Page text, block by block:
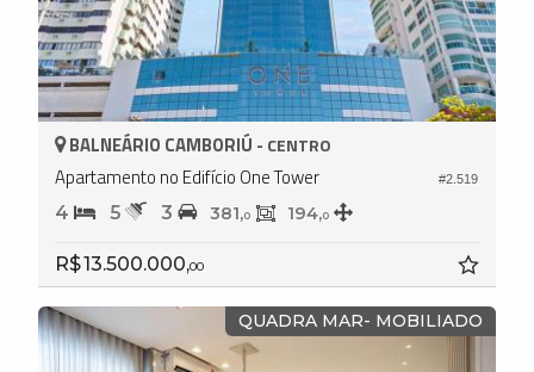
#2.519
BALNEÁRIO CAMBORIÚ - CENTRO
Apartamento no Edifício One Tower
4 5 3 381,0 194,0
R$ 13.500.000,00
QUADRA MAR- MOBILIADO